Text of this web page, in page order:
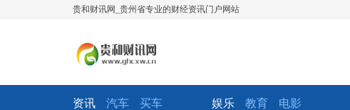
贵和财讯网_贵州省专业的财经资讯门户网站
资讯 汽车 买车 娱乐 教育 电影